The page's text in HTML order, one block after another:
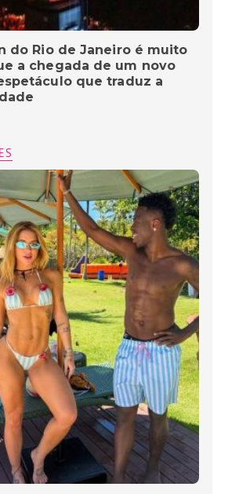
do Rio de Janeiro é muito
a chegada de um novo
que traduz a